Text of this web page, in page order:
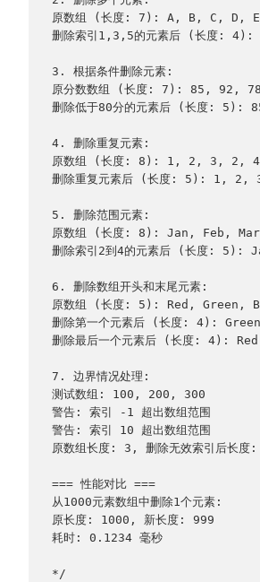
原数组 (长度: 7): A, B, C, D,
删除索引1,3,5的元素后 (长度:
3. 根据条件删除元素:
原分数数组 (长度: 7): 85, 92,
删除低于80分的元素后 (长度:
4. 删除重复元素:
原数组 (长度: 8): 1, 2, 3, 2,
删除重复元素后 (长度: 5): 1,
5. 删除范围元素:
原数组 (长度: 8): Jan, Feb,
删除索引2到4的元素后 (长度:
6. 删除数组开头和末尾元素:
原数组 (长度: 5): Red, Green,
删除第一个元素后 (长度: 4):
删除最后一个元素后 (长度: 4):
7. 边界情况处理:
测试数组: 100, 200, 300
警告: 索引 -1 超出数组范围
警告: 索引 10 超出数组范围
原数组长度: 3, 删除无效索引后长度
=== 性能对比 ===
从1000元素数组中删除1个元素:
原长度: 1000, 新长度: 999
耗时: 0.1234 毫秒
*/